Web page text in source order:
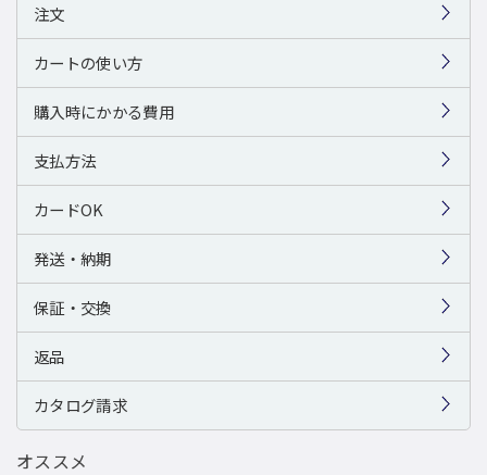
注文
カートの使い方
購入時にかかる費用
支払方法
カードOK
発送・納期
保証・交換
返品
カタログ請求
オススメ